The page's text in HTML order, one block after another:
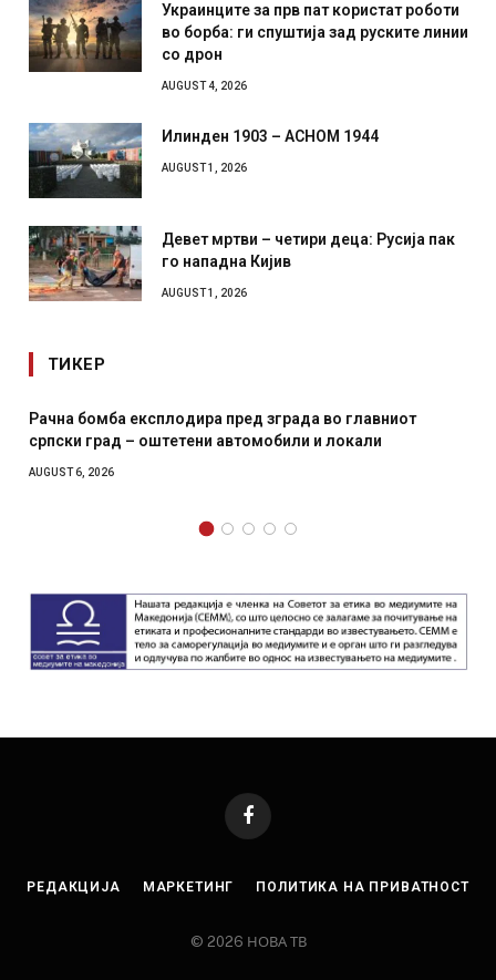
Украинците за прв пат користат роботи
во борба: ги спуштија зад руските линии
со дрон
AUGUST 4, 2026
Илинден 1903 – АСНОМ 1944
AUGUST 1, 2026
Девет мртви – четири деца: Русија пак
го нападна Кијив
AUGUST 1, 2026
ТИКЕР
бомба експлодира пред зграда во главниот
град – оштетени автомобили и локали
6, 2026
Facebook
РЕДАКЦИЈА МАРКЕТИНГ ПОЛИТИКА НА ПРИВАТНОСТ
© 2026 НОВА ТВ